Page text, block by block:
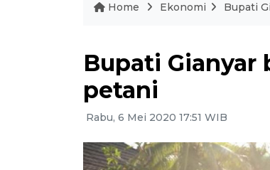
Home Ekonomi Bupati
Bupati
petani
Rabu, 6 Mei 2020 17:51 WIB